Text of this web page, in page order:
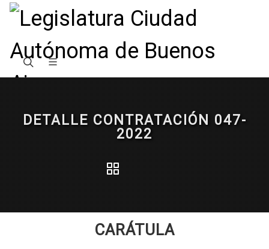
DETALLE CONTRATACIÓN 047-
2022
CARÁTULA